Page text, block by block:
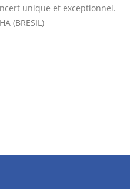
unique et exceptionnel.
(BRESIL)